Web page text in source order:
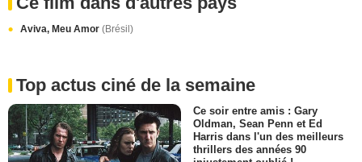
Aviva, Meu Amor (Brésil)
Top actus ciné de la semaine
Ce soir entre amis : Gary
Oldman, Sean Penn et Ed
Harris dans l'un des meilleurs
thrillers des années 90